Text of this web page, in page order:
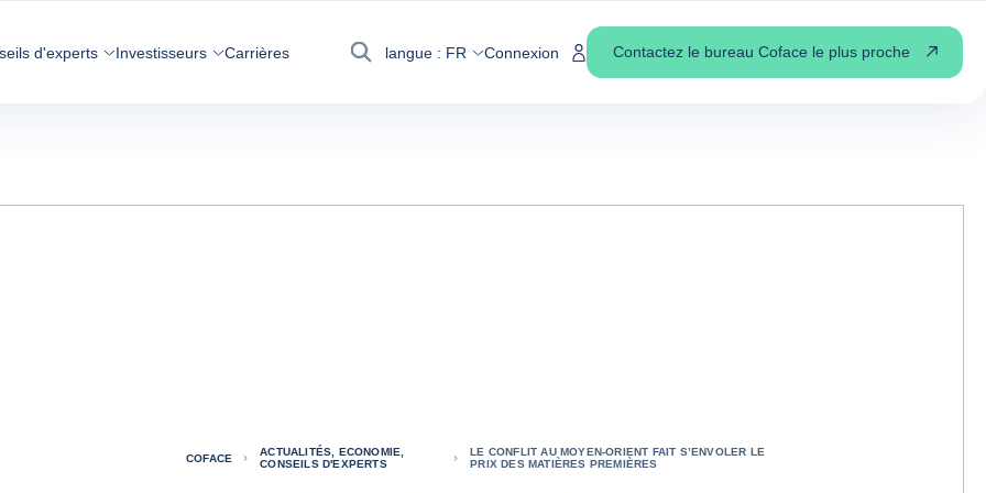
d'experts Investisseurs Carrières
Recherche
langue : FR Connexion Contactez le bureau Coface le plus proche
COFACE
ACTUALITÉS, ECONOMIE,
CONSEILS D'EXPERTS
LE CONFLIT AU MOYEN-ORIENT FAIT S’ENVOLER LE
PRIX DES MATIÈRES PREMIÈRES